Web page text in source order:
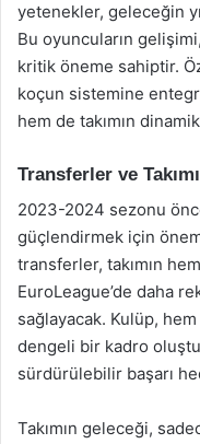
yetenekler, geleceğin
Bu oyuncuların
kritik öneme sahiptir.
koçun sistemine
hem de takımın
Transferler ve
2023-2024 sezonu
güçlendirmek için
transferler, takımın
EuroLeague’de daha
sağlayacak. Kulüp,
dengeli bir kadro
sürdürülebilir başarı
Takımın geleceği,